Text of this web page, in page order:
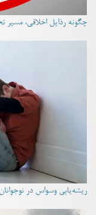
چگونه رذایل اخلاقی، مسیر
ریشه‌یابی وسواس در